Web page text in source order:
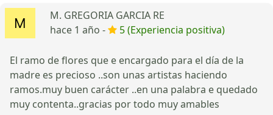
M. GREGORIA GARCIA RE
hace 1 año -
5 (Experiencia positiva)
El ramo de flores que e encargado para el día de la
madre es precioso ..son unas artistas haciendo
ramos.muy buen carácter ..en una palabra e quedado
muy contenta..gracias por todo muy amables